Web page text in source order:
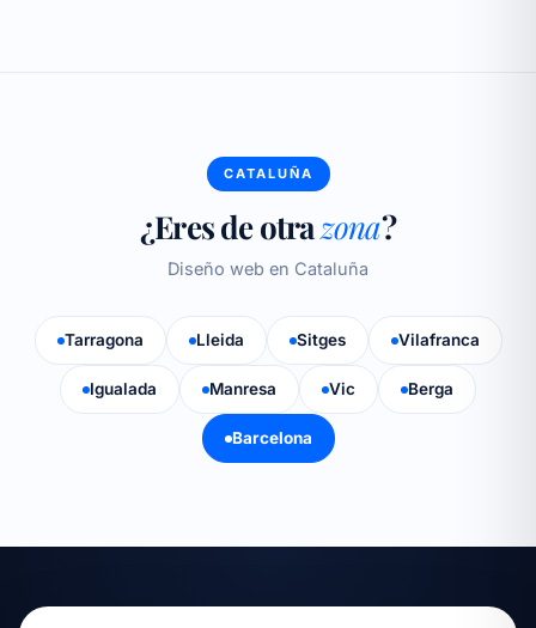
CATALUÑA
¿Eres de otrazona?
Diseño web en Cataluña
Tarragona Lleida Sitges Vilafranca
Igualada Manresa Vic Berga
Barcelona